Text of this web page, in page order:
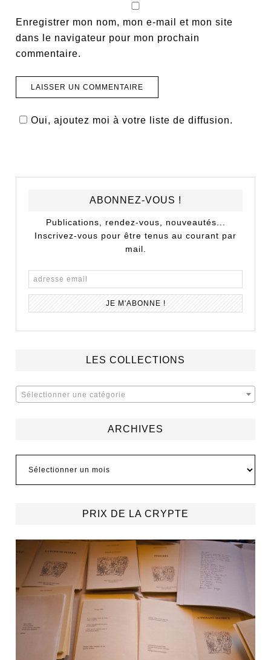
Enregistrer mon nom, mon e-mail et mon site
dans le navigateur pour mon prochain
commentaire.
Oui, ajoutez moi à votre liste de diffusion.
ABONNEZ-VOUS !
Publications, rendez-vous, nouveautés...
Inscrivez-vous pour être tenus au courant par
mail.
LES COLLECTIONS
Sélectionner une catégorie
ARCHIVES
PRIX DE LA CRYPTE